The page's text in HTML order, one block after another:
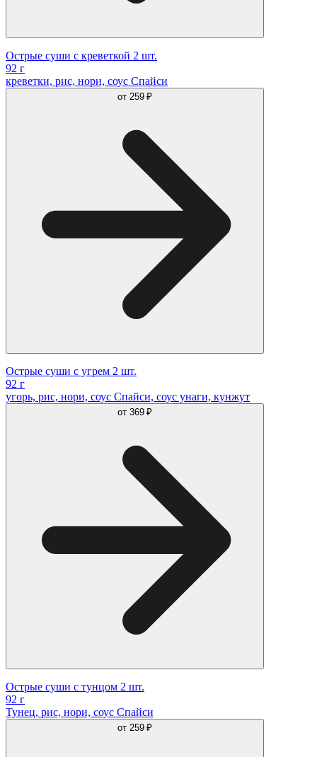
Острые суши с креветкой 2 шт.
92 г
креветки, рис, нори, соус Спайси
от 259 ₽
Острые суши с угрем 2 шт.
92 г
угорь, рис, нори, соус Спайси, соус унаги, кунжут
от 369 ₽
Острые суши с тунцом 2 шт.
92 г
Тунец, рис, нори, соус Спайси
от 259 ₽